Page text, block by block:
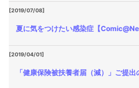
[2019/07/08]
夏に気をつけたい感染症【
[2019/04/01]
「健康保険被扶養者届（減）」ご提出